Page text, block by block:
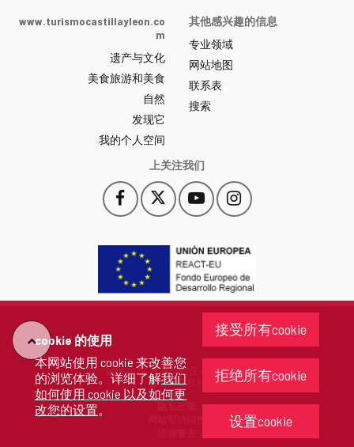
cookie 的使用
本网站使用 cookie 来改善您
的浏览体验。详细了解我们
如何使用 cookie 以及如何更
改您的设置。
接受所有cookie
拒绝所有cookie
设置cookie
y
León
网
站
门
户
-
www.turismocastillayleon.co
m
遗产与文化
美食旅游和美食
自然
发现它
我的个人空间
其他感兴趣的信息
专业领域
网站地图
联系表
搜索
上关注我们
Facebook
此
链
会
打
开
一
口。
此
链
一
口。
YouTube
此
链
会
打
开
一
个
窗
口。
Instagram
此
链
会
开
一
个
新
窗
口。
"回
去"
版权 2026 - 卡斯蒂利亚-莱昂省政府
保留所有权利